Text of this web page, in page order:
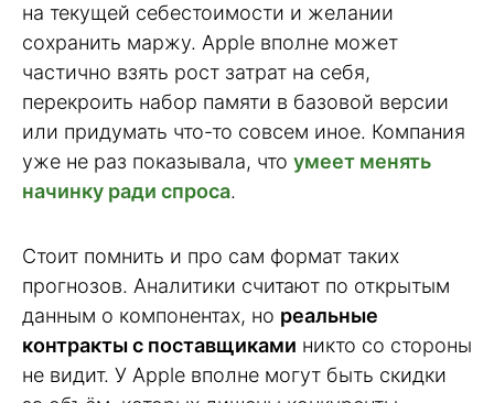
на текущей себестоимости и желании
сохранить маржу. Apple вполне может
частично взять рост затрат на себя,
перекроить набор памяти в базовой версии
или придумать что-то совсем иное. Компания
уже не раз показывала, что умеет менять
начинку ради спроса.
Стоит помнить и про сам формат таких
прогнозов. Аналитики считают по открытым
данным о компонентах, но реальные
контракты с поставщиками никто со стороны
не видит. У Apple вполне могут быть скидки